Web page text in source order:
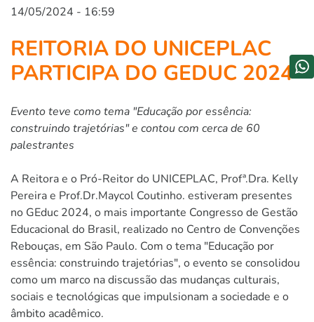
14/05/2024 - 16:59
REITORIA DO UNICEPLAC
PARTICIPA DO GEDUC 2024
Evento teve como tema "Educação por essência:
construindo trajetórias" e contou com cerca de 60
palestrantes
A Reitora e o Pró-Reitor do UNICEPLAC, Profª.Dra. Kelly
Pereira e Prof.Dr.Maycol Coutinho. estiveram presentes
no GEduc 2024, o mais importante Congresso de Gestão
Educacional do Brasil, realizado no Centro de Convenções
Rebouças, em São Paulo. Com o tema "Educação por
essência: construindo trajetórias", o evento se consolidou
como um marco na discussão das mudanças culturais,
sociais e tecnológicas que impulsionam a sociedade e o
âmbito acadêmico.